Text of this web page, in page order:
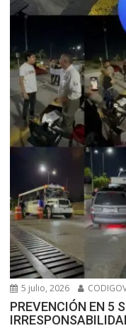
5 julio, 2026
PREVENCIÓN EN 5